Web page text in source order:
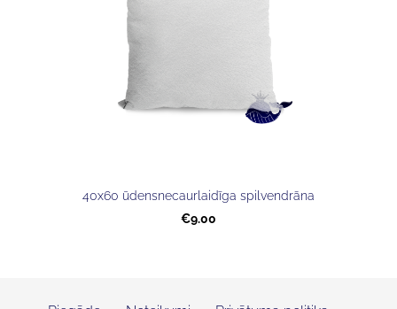
40x60 ūdensnecaurlaidīga spilvendrāna
€9.00